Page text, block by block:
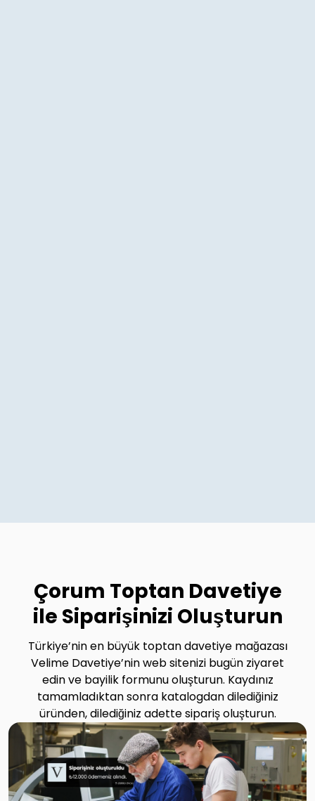
Çorum Toptan Davetiye
ile Siparişinizi Oluşturun
Türkiye’nin en büyük toptan davetiye mağazası
Velime Davetiye’nin web sitenizi bugün ziyaret
edin ve bayilik formunu oluşturun. Kaydınız
tamamladıktan sonra katalogdan dilediğiniz
üründen, dilediğiniz adette sipariş oluşturun.